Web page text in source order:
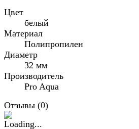
Цвет
белый
Материал
Полипропилен
Диаметр
32 мм
Производитель
Pro Aqua
Отзывы (0)